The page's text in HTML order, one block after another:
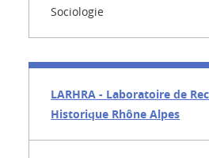
Sociologie
LARHRA - Laboratoire de
Historique Rhône Alpes